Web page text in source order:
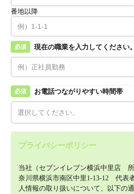
番地以降
必須 現在の職業を入力してください。
必須 お電話つながりやすい時間帯
プライバシーポリシー
当社（セブンイレブン横浜中里店　
奈川県横浜市南区中里1-13-12　代表
人情報の取り扱いについて、以下の